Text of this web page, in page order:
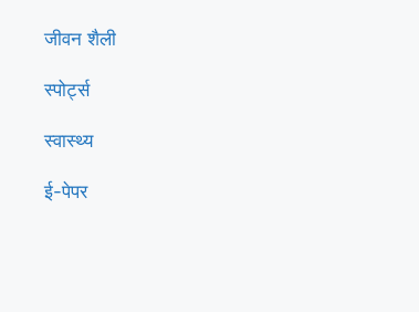
जीवन शैली
स्पोर्ट्स
स्वास्थ्य
ई-पेपर